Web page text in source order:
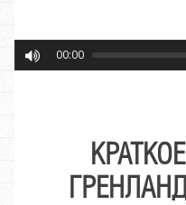
00:00